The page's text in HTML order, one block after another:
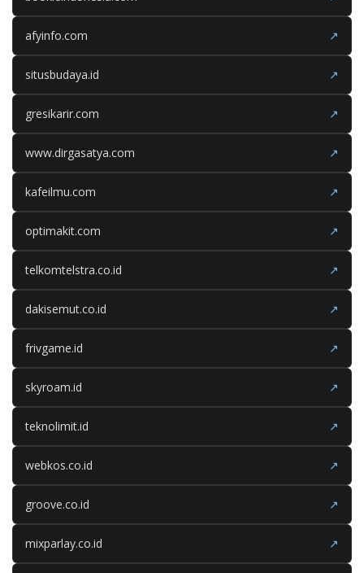
afyinfo.com ↗
situsbudaya.id ↗
gresikarir.com ↗
www.dirgasatya.com ↗
kafeilmu.com ↗
optimakit.com ↗
telkomtelstra.co.id ↗
dakisemut.co.id ↗
frivgame.id ↗
skyroam.id ↗
teknolimit.id ↗
webkos.co.id ↗
groove.co.id ↗
mixparlay.co.id ↗